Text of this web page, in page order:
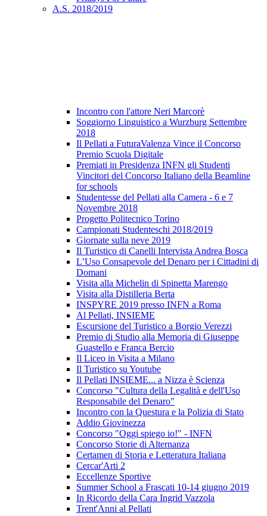
A.S. 2018/2019
Incontro con l'attore Neri Marcorè
Soggiorno Linguistico a Wurzburg Settembre
2018
Il Pellati a FuturaValenza Vince il Concorso
Premio Scuola Digitale
Premiati in Presidenza INFN gli Studenti
Vincitori del Concorso Italiano della Beamline
for schools
Studentesse del Pellati alla Camera - 6 e 7
Novembre 2018
Progetto Politecnico Torino
Campionati Studenteschi 2018/2019
Giornate sulla neve 2019
Il Turistico di Canelli Intervista Andrea Bosca
L’Uso Consapevole del Denaro per i Cittadini di
Domani
Visita alla Michelin di Spinetta Marengo
Visita alla Distilleria Berta
INSPYRE 2019 presso INFN a Roma
Al Pellati, INSIEME
Escursione del Turistico a Borgio Verezzi
Premio di Studio alla Memoria di Giuseppe
Guastello e Franca Bercio
Il Liceo in Visita a Milano
Il Turistico su Youtube
Il Pellati INSIEME... a Nizza è Scienza
Concorso "Cultura della Legalità e dell'Uso
Responsabile del Denaro"
Incontro con la Questura e la Polizia di Stato
Addio Giovinezza
Concorso "Oggi spiego io!" - INFN
Concorso Storie di Alternanza
Certamen di Storia e Letteratura Italiana
Cercar'Arti 2
Eccellenze Sportive
Summer School a Frascati 10-14 giugno 2019
In Ricordo della Cara Ingrid Vazzola
Trent'Anni al Pellati